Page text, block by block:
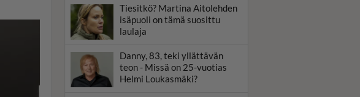
Tiesitkö? Martina Aitolehden
isäpuoli on tämä suosittu
laulaja
Danny, 83, teki yllättävän
teon - Missä on 25-vuotias
Helmi Loukasmäki?